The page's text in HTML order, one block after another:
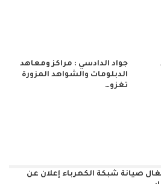
جواد الدادسي : مراكز ومعاهد
الدبلومات والشواهد المزورة
تغزو…
صيانة شبكة الكهرباء إعلان عن